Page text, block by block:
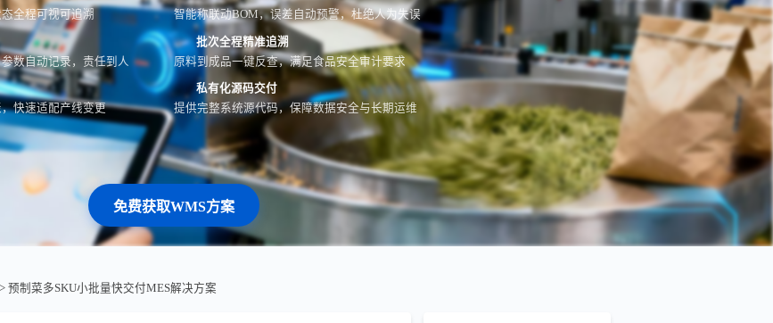
全程可视可追溯
智能称联动BOM，误差自动预警，杜绝人为失误
数自动记录，责任到人
批次全程精准追溯
原料到成品一键反查，满足食品安全审计要求
快速适配产线变更
私有化源码交付
提供完整系统源代码，保障数据安全与长期运维
免费获取WMS方案
> 预制菜多SKU小批量快交付MES解决方案